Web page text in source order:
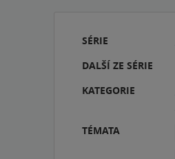
SÉRIE
DALŠÍ ZE SÉRIE
KATEGORIE
TÉMATA